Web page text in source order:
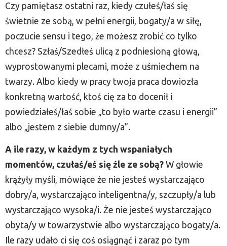
Czy pamiętasz ostatni raz, kiedy czułeś/łaś się
świetnie ze sobą, w pełni energii, bogaty/a w siłę,
poczucie sensu i tego, że możesz zrobić co tylko
chcesz? Szłaś/Szedłeś ulicą z podniesioną głową,
wyprostowanymi plecami, może z uśmiechem na
twarzy. Albo kiedy w pracy twoja praca dowiozła
konkretną wartość, ktoś cię za to docenił i
powiedziałeś/łaś sobie „to było warte czasu i energii”
albo „jestem z siebie dumny/a”.
A ile razy, w każdym z tych wspaniałych
momentów, czułaś/eś się źle ze sobą? W głowie
krążyły myśli, mówiące że nie jesteś wystarczająco
dobry/a, wystarczająco inteligentna/y, szczupły/a lub
wystarczająco wysoka/i. Że nie jesteś wystarczająco
obyta/y w towarzystwie albo wystarczająco bogaty/a.
Ile razy udało ci się coś osiągnąć i zaraz po tym